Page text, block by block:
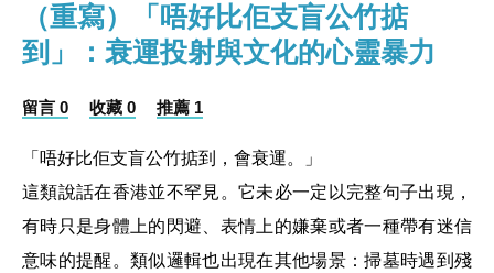
（重寫）「唔好比佢支盲公竹掂
到」：衰運投射與文化的心靈暴力
留言 0 收藏 0 推薦 1
「唔好比佢支盲公竹掂到，會衰運。」
這類說話在香港並不罕見。它未必一定以完整句子出現，
有時只是身體上的閃避、表情上的嫌棄或者一種帶有迷信
意味的提醒。類似邏輯也出現在其他場景：掃墓時遇到殘